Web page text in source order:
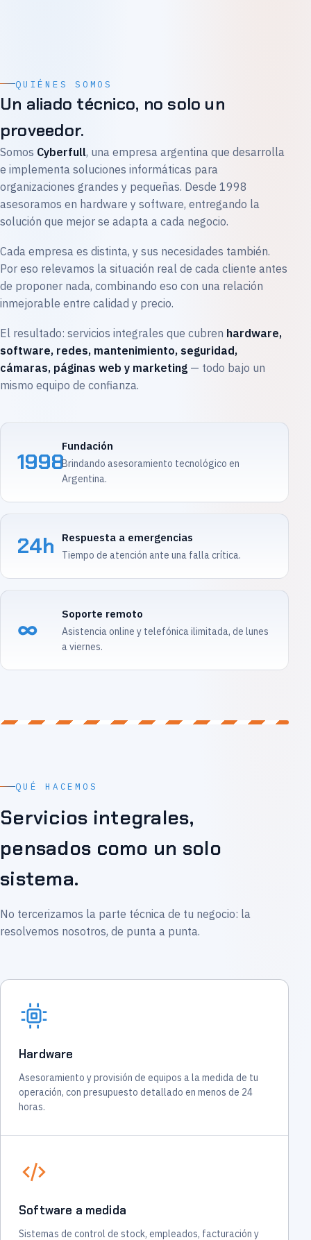
QUIÉNES SOMOS
Un aliado técnico, no solo un
proveedor.
Somos Cyberfull, una empresa argentina que desarrolla
e implementa soluciones informáticas para
organizaciones grandes y pequeñas. Desde 1998
asesoramos en hardware y software, entregando la
solución que mejor se adapta a cada negocio.
Cada empresa es distinta, y sus necesidades también.
Por eso relevamos la situación real de cada cliente antes
de proponer nada, combinando eso con una relación
inmejorable entre calidad y precio.
El resultado: servicios integrales que cubren hardware,
software, redes, mantenimiento, seguridad,
cámaras, páginas web y marketing — todo bajo un
mismo equipo de confianza.
1998
Fundación
Brindando asesoramiento tecnológico en
Argentina.
24h Respuesta a emergencias
Tiempo de atención ante una falla crítica.
∞
Soporte remoto
Asistencia online y telefónica ilimitada, de lunes
a viernes.
QUÉ HACEMOS
Servicios integrales,
pensados como un solo
sistema.
No tercerizamos la parte técnica de tu negocio: la
resolvemos nosotros, de punta a punta.
Hardware
Asesoramiento y provisión de equipos a la medida de tu
operación, con presupuesto detallado en menos de 24
horas.
Software a medida
Sistemas de control de stock, empleados, facturación y